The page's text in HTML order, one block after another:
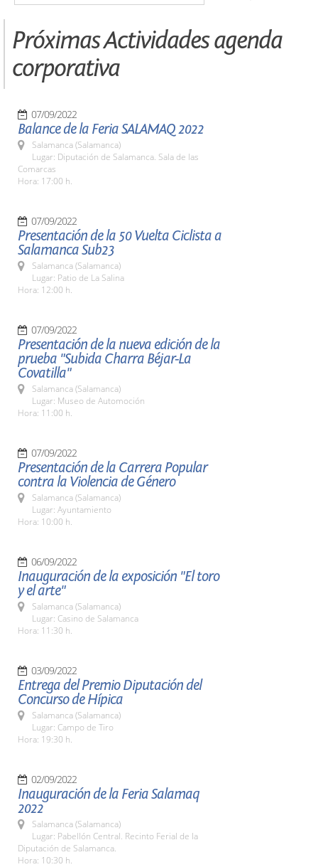
Próximas Actividades agenda
corporativa
07/09/2022
Balance de la Feria SALAMAQ 2022
Salamanca (Salamanca)
Lugar: Diputación de Salamanca. Sala de las
Comarcas
Hora: 17:00 h.
07/09/2022
Presentación de la 50 Vuelta Ciclista a
Salamanca Sub23
Salamanca (Salamanca)
Lugar: Patio de La Salina
Hora: 12:00 h.
07/09/2022
Presentación de la nueva edición de la
prueba "Subida Charra Béjar-La
Covatilla"
Salamanca (Salamanca)
Lugar: Museo de Automoción
Hora: 11:00 h.
07/09/2022
Presentación de la Carrera Popular
contra la Violencia de Género
Salamanca (Salamanca)
Lugar: Ayuntamiento
Hora: 10:00 h.
06/09/2022
Inauguración de la exposición "El toro
y el arte"
Salamanca (Salamanca)
Lugar: Casino de Salamanca
Hora: 11:30 h.
03/09/2022
Entrega del Premio Diputación del
Concurso de Hípica
Salamanca (Salamanca)
Lugar: Campo de Tiro
Hora: 19:30 h.
02/09/2022
Inauguración de la Feria Salamaq
2022
Salamanca (Salamanca)
Lugar: Pabellón Central. Recinto Ferial de la
Diputación de Salamanca.
Hora: 10:30 h.